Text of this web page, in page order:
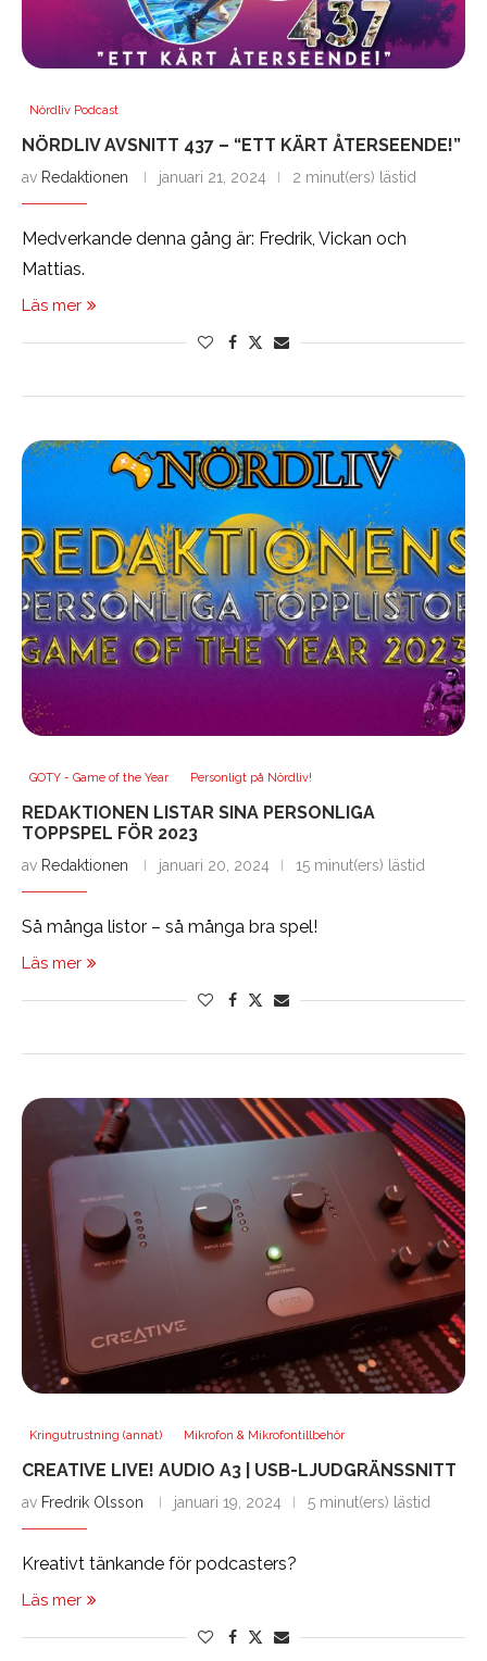
Nördliv Podcast
NÖRDLIV AVSNITT 437 – “ETT KÄRT ÅTERSEENDE!”
av Redaktionen januari 21, 2024 2 minut(ers) lästid
Medverkande denna gång är: Fredrik, Vickan och
Mattias.
Läs mer
GOTY - Game of the Year Personligt på Nördliv!
REDAKTIONEN LISTAR SINA PERSONLIGA
TOPPSPEL FÖR 2023
av Redaktionen januari 20, 2024 15 minut(ers) lästid
Så många listor – så många bra spel!
Läs mer
Kringutrustning (annat) Mikrofon & Mikrofontillbehör
CREATIVE LIVE! AUDIO A3 | USB-LJUDGRÄNSSNITT
av Fredrik Olsson januari 19, 2024 5 minut(ers) lästid
Kreativt tänkande för podcasters?
Läs mer